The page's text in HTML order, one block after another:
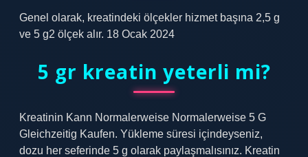
Genel olarak, kreatindeki ölçekler hizmet başına 2,5 g
ve 5 g2 ölçek alır. 18 Ocak 2024
5 gr kreatin yeterli mi?
Kreatinin Kann Normalerweise Normalerweise 5 G
Gleichzeitig Kaufen. Yükleme süresi içindeyseniz,
dozu her seferinde 5 g olarak paylaşmalısınız. Kreatin